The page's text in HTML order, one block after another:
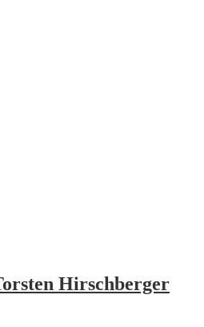
Hirschberger